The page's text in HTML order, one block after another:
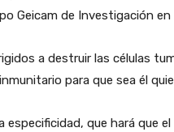
Geicam de Investigación en
a destruir las células
para que sea él
que hará que